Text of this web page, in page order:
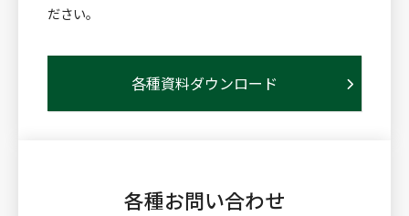
ださい。
各種資料ダウンロード
各種お問い合わせ